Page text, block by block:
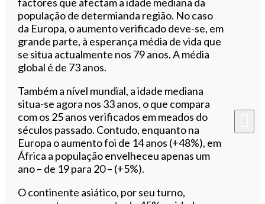
população de determianda região. No caso
da Europa, o aumento verificado deve-se, em
grande parte, à esperança média de vida que
se situa actualmente nos 79 anos. A média
global é de 73 anos.
Também a nível mundial, a idade mediana
situa-se agora nos 33 anos, o que compara
com os 25 anos verificados em meados do
séculos passado. Contudo, enquanto na
Europa o aumento foi de 14 anos (+48%), em
África a população envelheceu apenas um
ano – de 19 para 20 – (+5%).
O continente asiático, por seu turno,